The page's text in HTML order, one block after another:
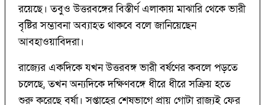
রয়েছে। তবুও উত্তরবঙ্গের বিস্তীর্ণ এলাকায় মাঝারি থেকে ভারী
বৃষ্টির সম্ভাবনা অব্যাহত থাকবে বলে জানিয়েছেন
আবহাওয়াবিদরা।
রাজ্যের একদিকে যখন উত্তরবঙ্গ ভারী বর্ষণের কবলে পড়তে
চলেছে, তখন অন্যদিকে দক্ষিণবঙ্গে ধীরে ধীরে সক্রিয় হতে
শুরু করেছে বর্ষা। সপ্তাহের শেষভাগে প্রায় গোটা রাজ্যই ফের